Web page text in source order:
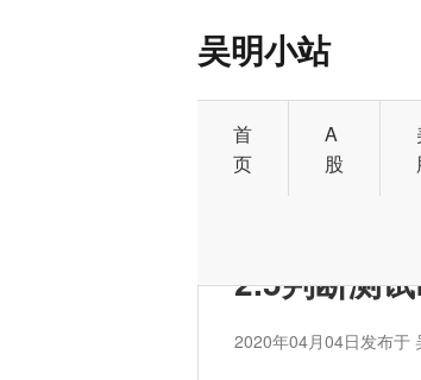
吴明小站
首
页
A
股
2.5判断测
2020年04月04日发布于